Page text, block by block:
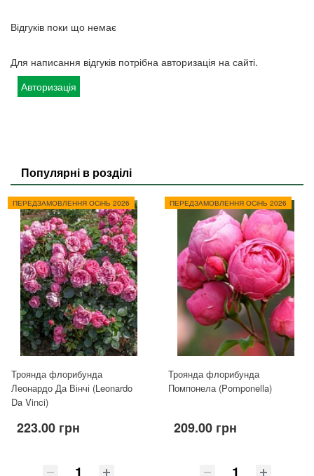
Відгуків поки що немає
Для написання відгуків потрібна авторизація на сайті.
Авторизація
Популярні в розділі
ПЕРЕДЗАМОВЛЕННЯ ОСіНЬ 2026
Троянда флорибунда
Леонардо Да Вінчі (Leonardo
Da Vinci)
223.00 грн
ПЕРЕДЗАМОВЛЕННЯ ОСіНЬ 2026
Троянда флорибунда
Помпонела (Pomponella)
209.00 грн